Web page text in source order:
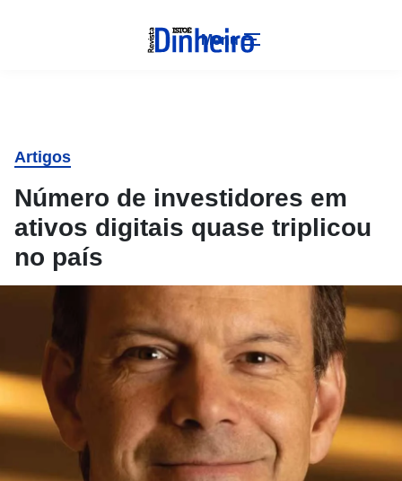
Menu
Artigos
Número de investidores em
ativos digitais quase triplicou
no país